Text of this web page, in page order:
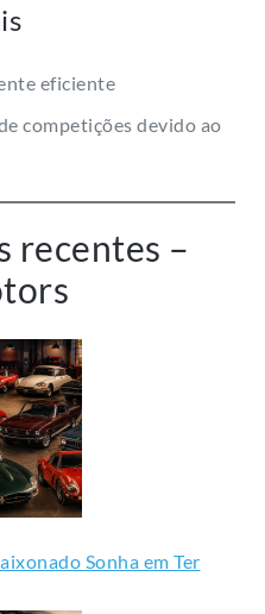
eficiente
competições devido ao
recentes –
Sonha em Ter